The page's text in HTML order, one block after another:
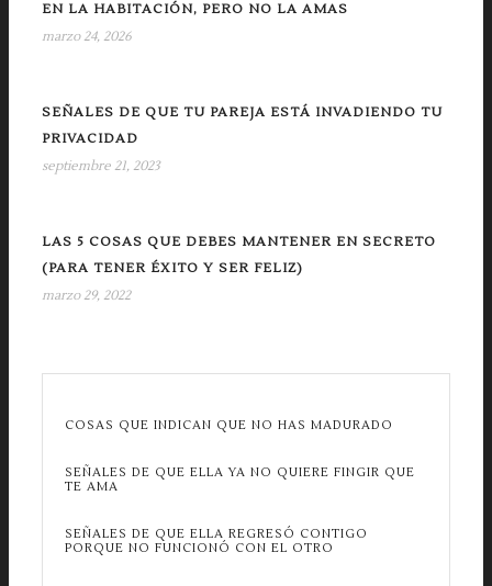
EN LA HABITACIÓN, PERO NO LA AMAS
marzo 24, 2026
SEÑALES DE QUE TU PAREJA ESTÁ INVADIENDO TU
PRIVACIDAD
septiembre 21, 2023
LAS 5 COSAS QUE DEBES MANTENER EN SECRETO
(PARA TENER ÉXITO Y SER FELIZ)
marzo 29, 2022
COSAS QUE INDICAN QUE NO HAS MADURADO
SEÑALES DE QUE ELLA YA NO QUIERE FINGIR QUE
TE AMA
SEÑALES DE QUE ELLA REGRESÓ CONTIGO
PORQUE NO FUNCIONÓ CON EL OTRO